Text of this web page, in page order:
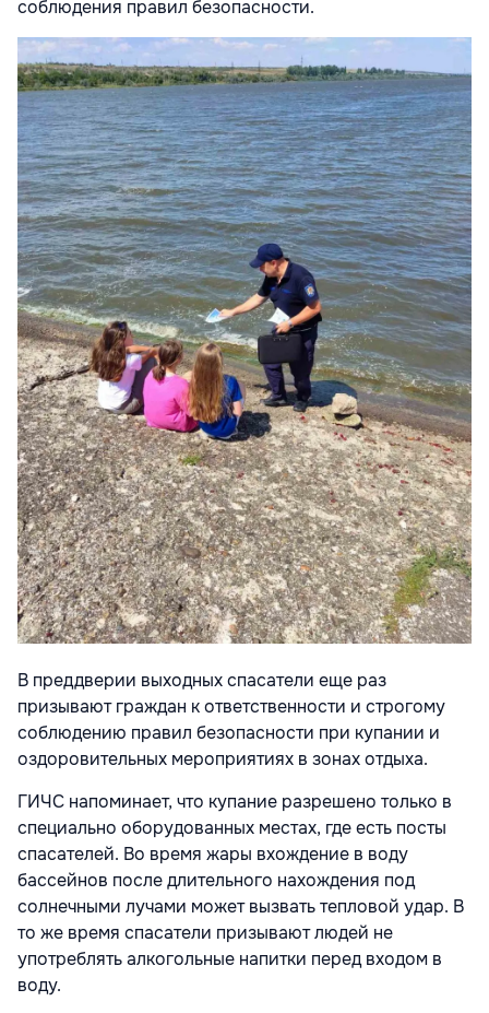
соблюдения правил безопасности.
В преддверии выходных спасатели еще раз
призывают граждан к ответственности и строгому
соблюдению правил безопасности при купании и
оздоровительных мероприятиях в зонах отдыха.
ГИЧС напоминает, что купание разрешено только в
специально оборудованных местах, где есть посты
спасателей. Во время жары вхождение в воду
бассейнов после длительного нахождения под
солнечными лучами может вызвать тепловой удар. В
то же время спасатели призывают людей не
употреблять алкогольные напитки перед входом в
воду.